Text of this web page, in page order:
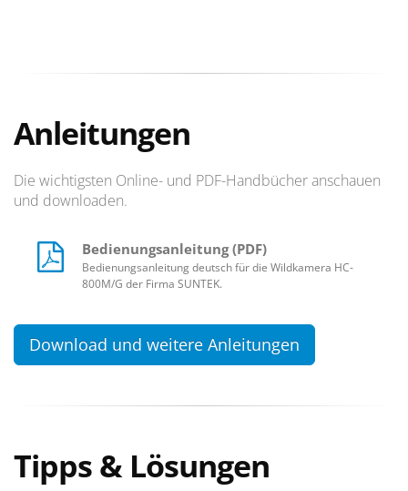
Anleitungen
Die wichtigsten Online- und PDF-Handbücher anschauen
und downloaden.
Bedienungsanleitung (PDF)
Bedienungsanleitung deutsch für die Wildkamera HC-
800M/G der Firma SUNTEK.
Download und weitere Anleitungen
Tipps & Lösungen